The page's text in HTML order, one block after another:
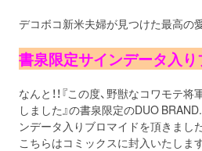
デコボコ新米夫婦が見つけた最高の
書泉限定サインデータ入
なんと！！『この度、野獣なコワモテ
しました』の書泉限定のDUO
ンデータ入りブロマイドを頂きました
こちらはコミックスに封入いたしま